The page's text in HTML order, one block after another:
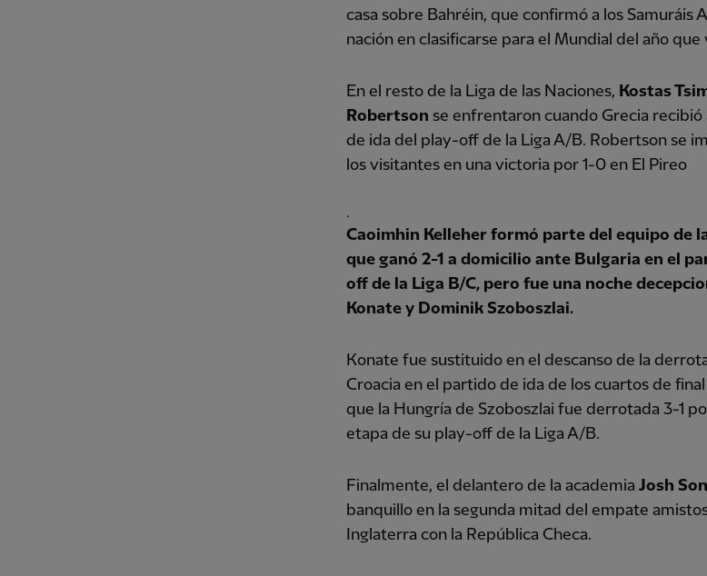
casa sobre Bahréin, que confirmó a los Samuráis
nación en clasificarse para el Mundial del año que
En el resto de la Liga de las Naciones, Kostas
Robertson se enfrentaron cuando Grecia recibió
de ida del play-off de la Liga A/B. Robertson se
los visitantes en una victoria por 1-0 en El Pireo
.
Caoimhin Kelleher formó parte del equipo de
que ganó 2-1 a domicilio ante Bulgaria en el
off de la Liga B/C, pero fue una noche
Konate y Dominik Szoboszlai.
Konate fue sustituido en el descanso de la
Croacia en el partido de ida de los cuartos de
que la Hungría de Szoboszlai fue derrotada 3-1
etapa de su play-off de la Liga A/B.
Finalmente, el delantero de la academia Josh
banquillo en la segunda mitad del empate
Inglaterra con la República Checa.